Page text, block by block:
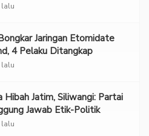
lalu
Jaringan Etomidate
4 Pelaku Ditangkap
lalu
Hibah Jatim, Siliwangi: Partai
Jawab Etik-Politik
lalu